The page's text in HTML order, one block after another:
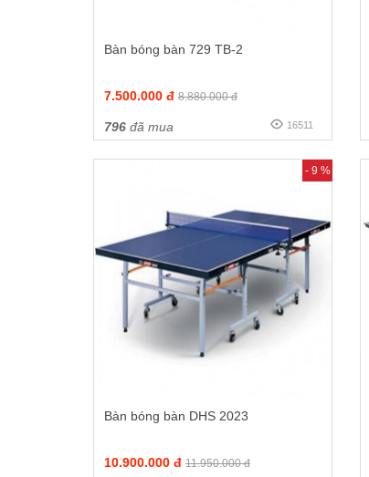
Bàn bóng bàn 729 TB-2
7.500.000 đ 8.880.000 đ
796 đã mua 16511
- 9 %
Bàn bóng bàn DHS 2023
10.900.000 đ 11.950.000 đ